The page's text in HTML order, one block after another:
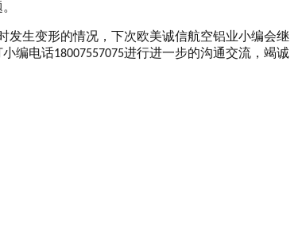
发生变形的情况，下次欧美诚信航空铝业小编会继
编电话18007557075进行进一步的沟通交流，竭诚